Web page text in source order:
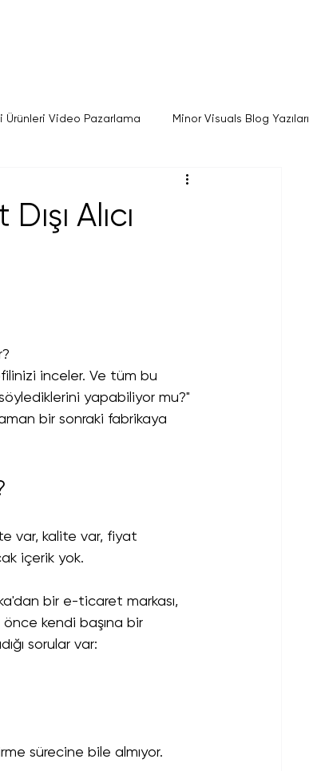
Ürünleri Video Pazarlama Minor Visuals Blog Yazıları
Alıcı
inceler. Ve tüm bu
yapabiliyor mu?"
bir sonraki fabrikaya
var, kalite var, fiyat
içerik yok.
bir e-ticaret markası,
kendi başına bir
sorular var:
sürecine bile almıyor.